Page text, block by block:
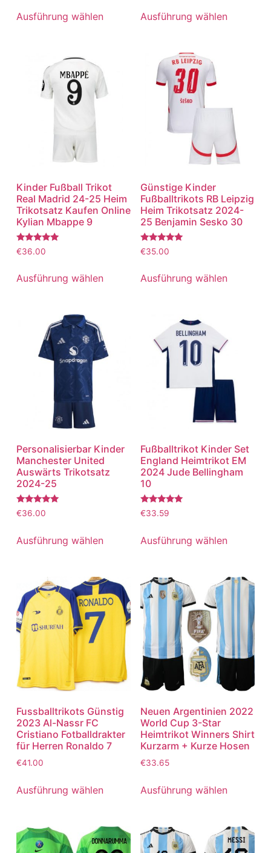
von 5
Ausführung wählen
von 5
Ausführung wählen
Kinder Fußball Trikot
Real Madrid 24-25 Heim
Trikotsatz Kaufen Online
Kylian Mbappe 9
Bewertet
mit
von 5
€36.00
Ausführung wählen
Günstige Kinder
Fußballtrikots RB Leipzig
Heim Trikotsatz 2024-
25 Benjamin Sesko 30
Bewertet
mit
von 5
€35.00
Ausführung wählen
Personalisierbar Kinder
Manchester United
Auswärts Trikotsatz
2024-25
Bewertet
mit
von 5
€36.00
Ausführung wählen
Fußballtrikot Kinder Set
England Heimtrikot EM
2024 Jude Bellingham
10
Bewertet
mit
von 5
€33.59
Ausführung wählen
Fussballtrikots Günstig
2023 Al-Nassr FC
Cristiano Fotballdrakter
für Herren Ronaldo 7
€41.00
Ausführung wählen
Neuen Argentinien 2022
World Cup 3-Star
Heimtrikot Winners Shirt
Kurzarm + Kurze Hosen
€33.65
Ausführung wählen